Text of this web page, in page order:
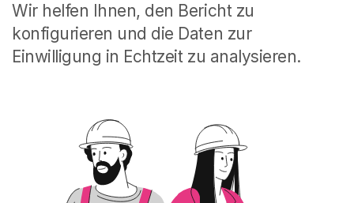
Wir helfen Ihnen, den Bericht zu
konfigurieren und die Daten zur
Einwilligung in Echtzeit zu analysieren.